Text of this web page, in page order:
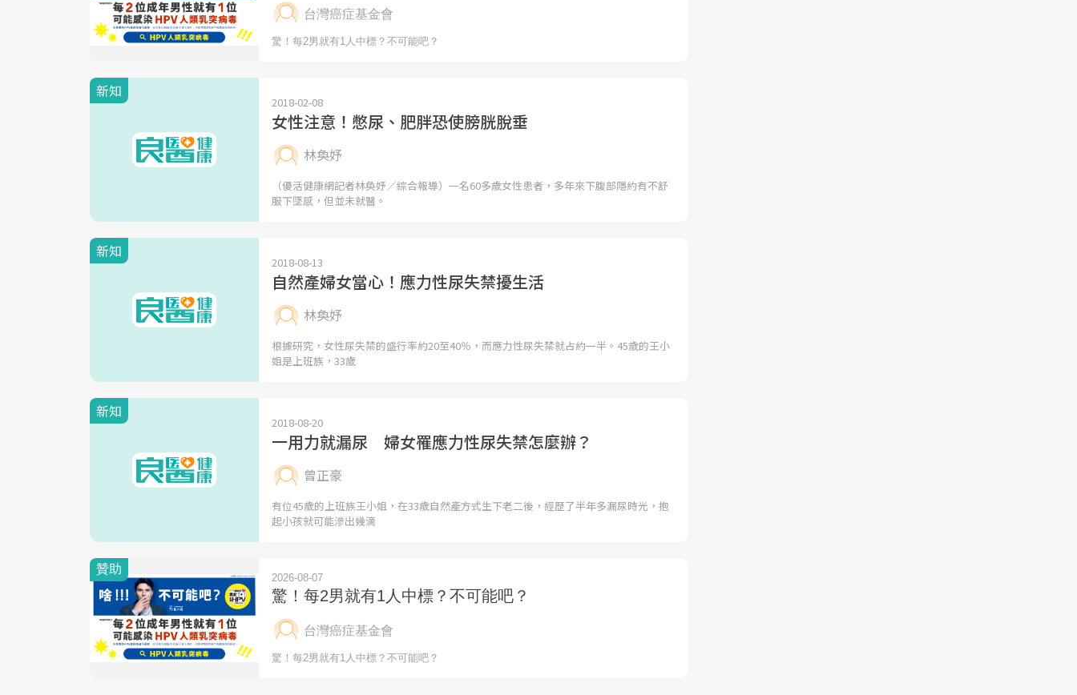
新知
2018-02-08
女性注意！憋尿、肥胖恐使膀胱脫垂
林奐妤
（優活健康網記者林奐妤／綜合報導）一名60多歲女性患者，多年來下腹部隱約有不舒
服下墜感，但並未就醫。
新知
2018-08-13
自然產婦女當心！應力性尿失禁擾生活
林奐妤
根據研究，女性尿失禁的盛行率約20至40％，而應力性尿失禁就占約一半。45歲的王小
姐是上班族，33歲
新知
2018-08-20
一用力就漏尿 婦女罹應力性尿失禁怎麼辦？
曾正豪
有位45歲的上班族王小姐，在33歲自然產方式生下老二後，經歷了半年多漏尿時光，抱
起小孩就可能滲出幾滴